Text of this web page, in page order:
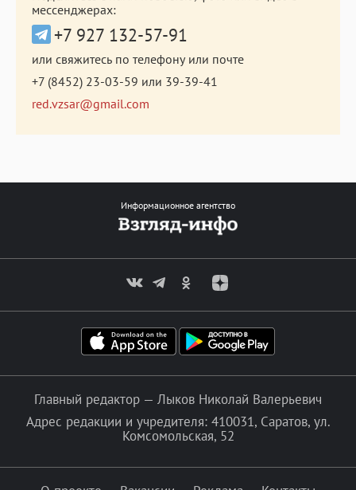
мессенджерах:
+7 927 132-57-91
или свяжитесь по телефону или почте
+7 (8452) 23-03-59 или 39-39-41
red.vzsar@gmail.com
Информационное агентство
Главный редактор — Лыков Николай Валерьевич
Адрес редакции и учредителя: 410031, Саратов, ул.
Комсомольская, 52